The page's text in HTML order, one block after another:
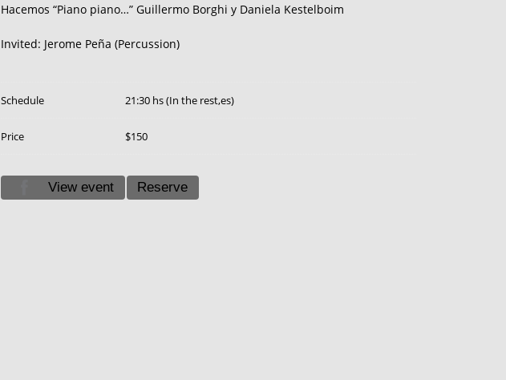
Hacemos “Piano piano…” Guillermo Borghi y Daniela Kestelboim
Invited: Jerome Peña (Percussion)
Schedule 21:30 hs (In the rest,es)
Price $150
View event Reserve